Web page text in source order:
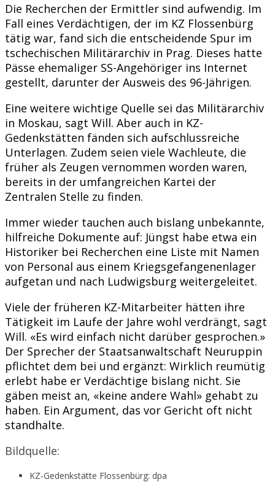
Die Recherchen der Ermittler sind aufwendig. Im
Fall eines Verdächtigen, der im KZ Flossenbürg
tätig war, fand sich die entscheidende Spur im
tschechischen Militärarchiv in Prag. Dieses hatte
Pässe ehemaliger SS-Angehöriger ins Internet
gestellt, darunter der Ausweis des 96-Jährigen.
Eine weitere wichtige Quelle sei das Militärarchiv
in Moskau, sagt Will. Aber auch in KZ-
Gedenkstätten fänden sich aufschlussreiche
Unterlagen. Zudem seien viele Wachleute, die
früher als Zeugen vernommen worden waren,
bereits in der umfangreichen Kartei der
Zentralen Stelle zu finden.
Immer wieder tauchen auch bislang unbekannte,
hilfreiche Dokumente auf: Jüngst habe etwa ein
Historiker bei Recherchen eine Liste mit Namen
von Personal aus einem Kriegsgefangenenlager
aufgetan und nach Ludwigsburg weitergeleitet.
Viele der früheren KZ-Mitarbeiter hätten ihre
Tätigkeit im Laufe der Jahre wohl verdrängt, sagt
Will. «Es wird einfach nicht darüber gesprochen.»
Der Sprecher der Staatsanwaltschaft Neuruppin
pflichtet dem bei und ergänzt: Wirklich reumütig
erlebt habe er Verdächtige bislang nicht. Sie
gäben meist an, «keine andere Wahl» gehabt zu
haben. Ein Argument, das vor Gericht oft nicht
standhalte.
Bildquelle:
KZ-Gedenkstätte Flossenbürg: dpa